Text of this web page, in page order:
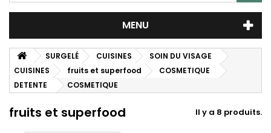
MENU
SURGELÉ CUISINES
SOIN DU VISAGE
CUISINES
fruits et superfood
COSMETIQUE
DETENTE
COSMETIQUE
fruits et superfood Il y a 8 produits.